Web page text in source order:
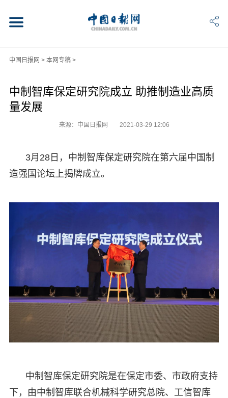
中国日报网 > 本网专稿>
中制智库保定研究院成立 助推制造业高质
量发展
来源：中国日报网 2021-03-29 12:06
3月28日，中制智库保定研究院在第六届中国制
造强国论坛上揭牌成立。
中制智库保定研究院是在保定市委、市政府支持
下，由中制智库联合机械科学研究总院、工信智库